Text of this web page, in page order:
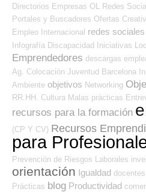
Directorios Empresas OL Redes
Portales y Buscadores Ofertas
Empleo Internacional redes sociales
Infografía Discapacidad Iniciativas
Emprendedores descargas
Ag. Colocación Juventud Barcelona
Ambiente objetivos Networking
RR.HH.
Cultura Malas prácticas
recursos para la formación
(CP Y CV) Recursos
para
Prevención de Riesgos Laborales
orientación Igualdad docentes
Prácticas blog Productividad